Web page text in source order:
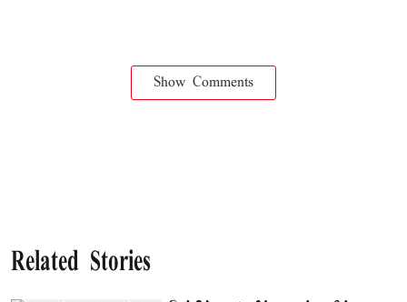
Show Comments
Related Stories